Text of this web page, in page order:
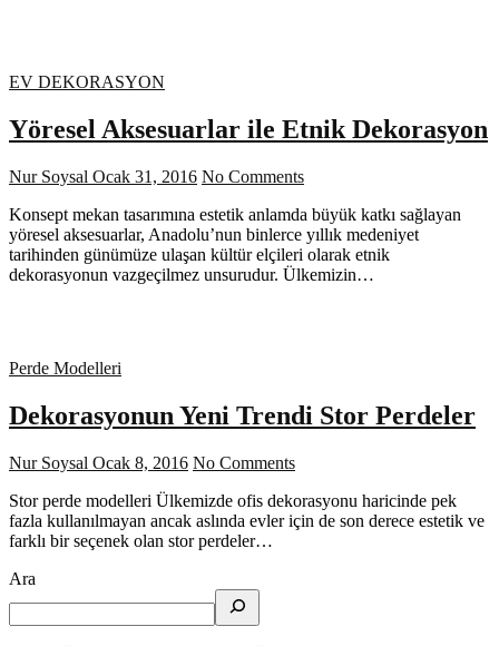
EV DEKORASYON
Yöresel Aksesuarlar ile Etnik Dekorasyon
Nur Soysal Ocak 31, 2016 No Comments
Konsept mekan tasarımına estetik anlamda büyük katkı sağlayan
yöresel aksesuarlar, Anadolu’nun binlerce yıllık medeniyet
tarihinden günümüze ulaşan kültür elçileri olarak etnik
dekorasyonun vazgeçilmez unsurudur. Ülkemizin…
Perde Modelleri
Dekorasyonun Yeni Trendi Stor Perdeler
Nur Soysal Ocak 8, 2016 No Comments
Stor perde modelleri Ülkemizde ofis dekorasyonu haricinde pek
fazla kullanılmayan ancak aslında evler için de son derece estetik ve
farklı bir seçenek olan stor perdeler…
Ara